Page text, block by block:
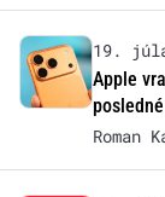
19.
Apple
Roman